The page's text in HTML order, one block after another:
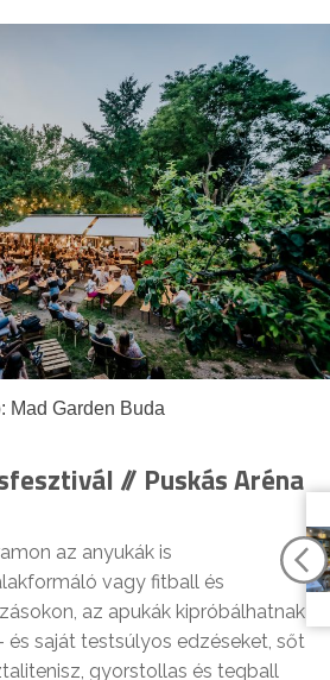
Mad Garden Buda
// Puskás Aréna
az anyukák is
vagy fitball és
az apukák kipróbálhatnak
és saját testsúlyos edzéseket, sőt
gyorstollas és teqball